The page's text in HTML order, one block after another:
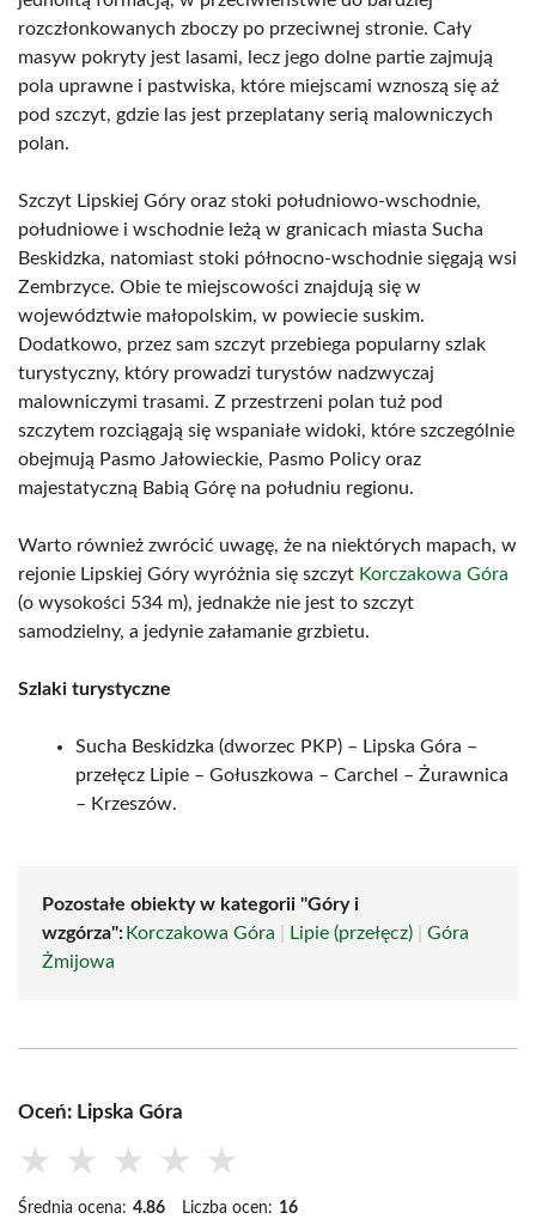
rozczłonkowanych zboczy po przeciwnej stronie. Cały
masyw pokryty jest lasami, lecz jego dolne partie zajmują
pola uprawne i pastwiska, które miejscami wznoszą się aż
pod szczyt, gdzie las jest przeplatany serią malowniczych
polan.
Szczyt Lipskiej Góry oraz stoki południowo-wschodnie,
południowe i wschodnie leżą w granicach miasta Sucha
Beskidzka, natomiast stoki północno-wschodnie sięgają wsi
Zembrzyce. Obie te miejscowości znajdują się w
województwie małopolskim, w powiecie suskim.
Dodatkowo, przez sam szczyt przebiega popularny szlak
turystyczny, który prowadzi turystów nadzwyczaj
malowniczymi trasami. Z przestrzeni polan tuż pod
szczytem rozciągają się wspaniałe widoki, które szczególnie
obejmują Pasmo Jałowieckie, Pasmo Policy oraz
majestatyczną Babią Górę na południu regionu.
Warto również zwrócić uwagę, że na niektórych mapach, w
rejonie Lipskiej Góry wyróżnia się szczyt Korczakowa Góra
(o wysokości 534 m), jednakże nie jest to szczyt
samodzielny, a jedynie załamanie grzbietu.
Szlaki turystyczne
Sucha Beskidzka (dworzec PKP) – Lipska Góra –
przełęcz Lipie – Gołuszkowa – Carchel – Żurawnica
– Krzeszów.
Pozostałe obiekty w kategorii "Góry i
wzgórza": Korczakowa Góra Lipie (przełęcz)
Góra
Żmijowa
Oceń: Lipska Góra
★ ★ ★ ★ ★
Średnia ocena: 4.86 Liczba ocen: 16